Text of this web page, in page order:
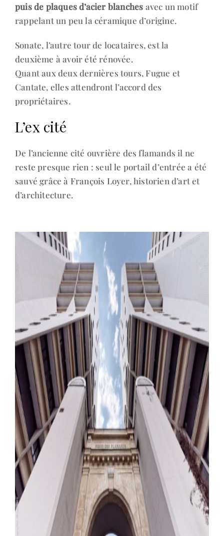
puis de plaques d’acier blanches avec un motif
rappelant un peu la céramique d’origine.
Sonate, l’autre tour de locataires, est la
deuxième à avoir été rénovée.
Quant aux deux dernières tours, Fugue et
Cantate, elles attendront l’accord des
propriétaires.
L’ex cité
De l’ancienne cité ouvrière des flamands il ne
reste presque rien : seul le portail d’entrée a été
sauvé grâce à François Loyer, historien d’art et
d’architecture.